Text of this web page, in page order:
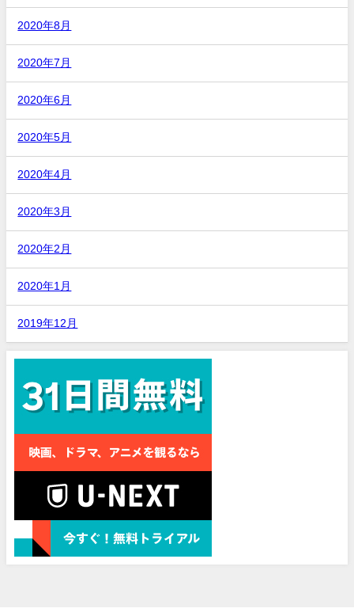
2020年8月
2020年7月
2020年6月
2020年5月
2020年4月
2020年3月
2020年2月
2020年1月
2019年12月